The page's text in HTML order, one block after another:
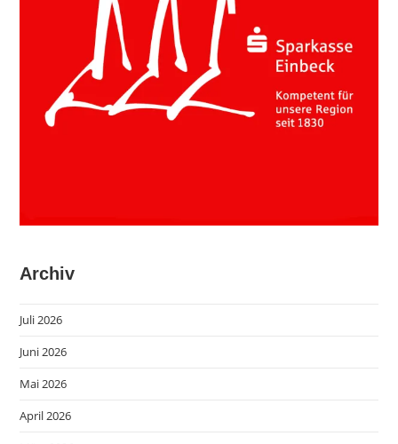
Archiv
Juli 2026
Juni 2026
Mai 2026
April 2026